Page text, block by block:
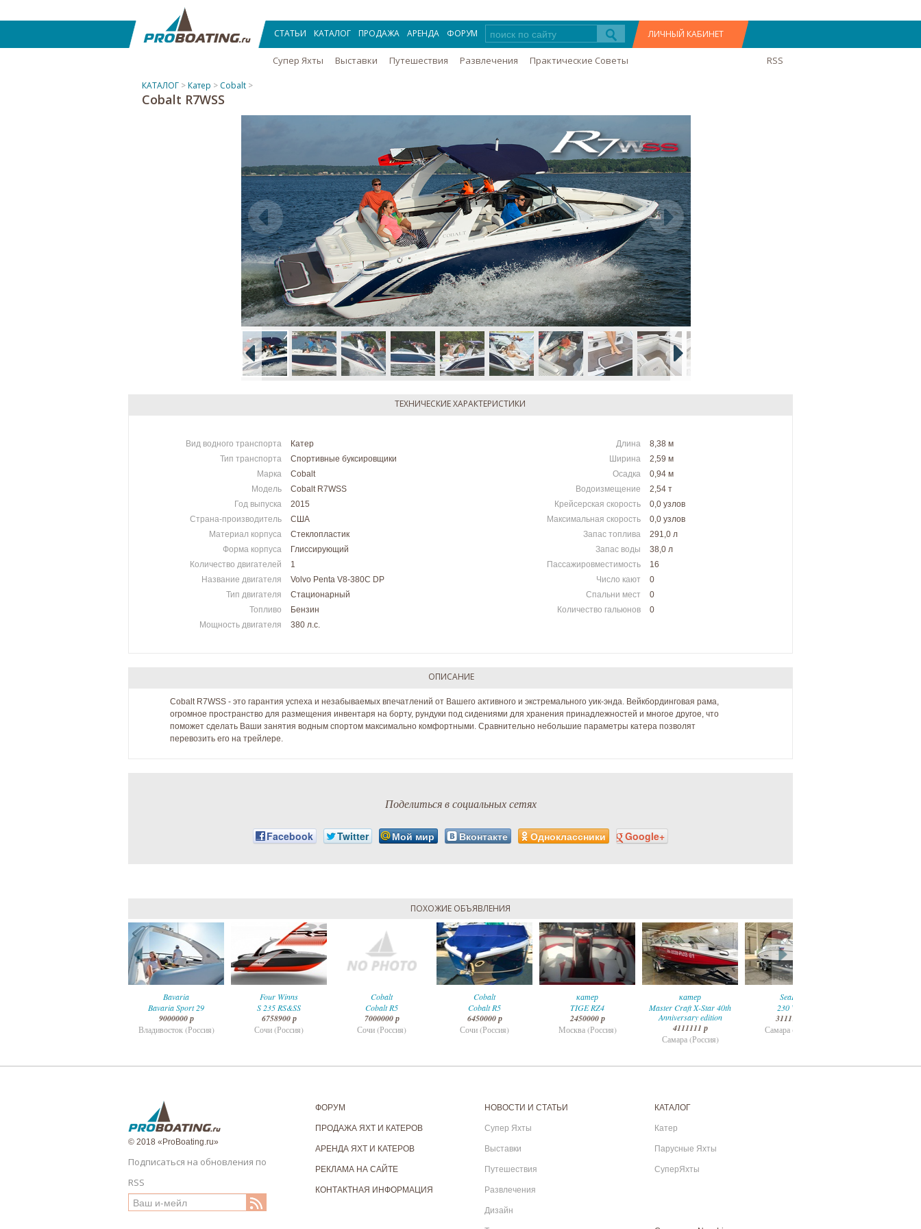
СТАТЬИ КАТАЛОГ ПРОДАЖА АРЕНДА ФОРУМ ЛИЧНЫЙ КАБИНЕТ
Супер Яхты Выставки Путешествия Развлечения Практические Советы RSS
КАТАЛОГ >Катер > Cobalt >
Cobalt R7WSS
ТЕХНИЧЕСКИЕ ХАРАКТЕРИСТИКИ
Вид водного транспорта
Катер
Тип транспорта
Спортивные буксировщики
Марка
Cobalt
Модель
Cobalt R7WSS
Год выпуска
2015
Страна-производитель
США
Материал корпуса
Стеклопластик
Форма корпуса
Глиссирующий
Количество двигателей
1
Название двигателя
Volvo Penta V8-380C DP
Тип двигателя
Стационарный
Топливо
Бензин
Мощность двигателя
380 л.c.
Длина
8,38 м
Ширина
2,59 м
Осадка
0,94 м
Водоизмещение
2,54 т
Крейсерская скорость
0,0 узлов
Максимальная скорость
0,0 узлов
Запас топлива
291,0 л
Запас воды
38,0 л
Пассажировместимость
16
Число кают
0
Спальни мест
0
Количество гальюнов
0
ОПИСАНИЕ
Cobalt R7WSS - это гарантия успеха и незабываемых впечатлений от Вашего активного и экстремального уик-энда. Вейкбординговая рама,
огромное пространство для размещения инвентаря на борту, рундуки под сидениями для хранения принадлежностей и многое другое, что
поможет сделать Ваши занятия водным спортом максимально комфортными. Сравнительно небольшие параметры катера позволят
перевозить его на трейлере.
Поделиться в социальных сетях
Facebook Twitter Мой мир Вконтакте Одноклассники Google+
ПОХОЖИЕ ОБЪЯВЛЕНИЯ
Bavaria
Bavaria Sport 29
9000000 р
Владивосток (Россия)
Four Winns
S 235 RS&SS
6758900 р
Сочи (Россия)
Cobalt
Cobalt R5
7000000 р
Сочи (Россия)
Cobalt
Cobalt R5
6450000 р
Сочи (Россия)
катер
TIGE RZ4
2450000 р
Москва (Россия)
катер
Master Craft X-Star 40th
Anniversary edition
4111111 р
Самара (Россия)
SeaDoo
230 Wake
3111111 р
Самара (Россия)
© 2018 «ProBoating.ru»
Подписаться на обновления по
RSS
ФОРУМ
ПРОДАЖА ЯХТ И КАТЕРОВ
АРЕНДА ЯХТ И КАТЕРОВ
РЕКЛАМА НА САЙТЕ
КОНТАКТНАЯ ИНФОРМАЦИЯ
НОВОСТИ И СТАТЬИ
Супер Яхты
Выставки
Путешествия
Развлечения
Дизайн
КАТАЛОГ
Катер
Парусные Яхты
СуперЯхты